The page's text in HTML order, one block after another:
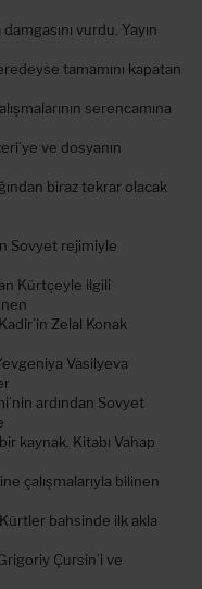
vurdu. Yayın
tamamını kapatan
serencamına
ve dosyanın
biraz tekrar olacak
Sovyet rejimiyle
Kürtçeyle ilgili
Zelal Konak
Vasilyeva
ardından Sovyet
kaynak. Kitabı Vahap
çalışmalarıyla bilinen
bahsinde ilk akla
Çursin’i ve